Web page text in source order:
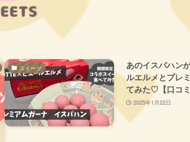
スイーツ
あのイスパハン
ルエルメとプレ
てみた♡【口コミ
2025年1月22日